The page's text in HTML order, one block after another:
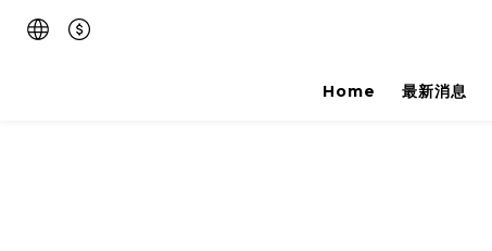
Home 最新消息